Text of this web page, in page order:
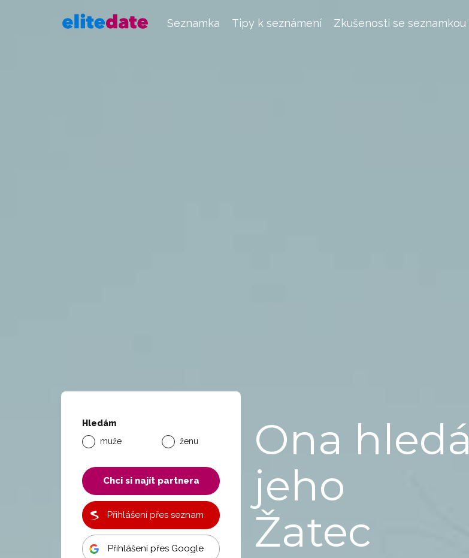
Seznamka Tipy k seznámení Zkušenosti se seznamkou
Hledám
muže
ženu
Chci si najít partnera
Přihlášení přes seznam
Přihlášení přes Google
Ona hledá
jeho
Žatec